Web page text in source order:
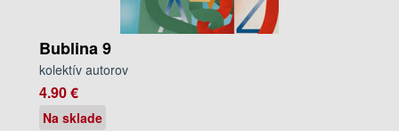
Bublina 9
kolektív autorov
4.90 €
Na sklade